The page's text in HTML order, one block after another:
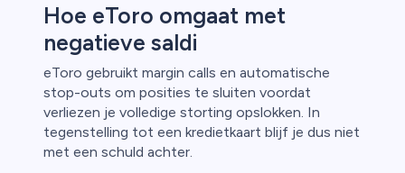
Hoe eToro omgaat met
negatieve saldi
eToro gebruikt margin calls en automatische
stop-outs om posities te sluiten voordat
verliezen je volledige storting opslokken. In
tegenstelling tot een kredietkaart blijf je dus niet
met een schuld achter.